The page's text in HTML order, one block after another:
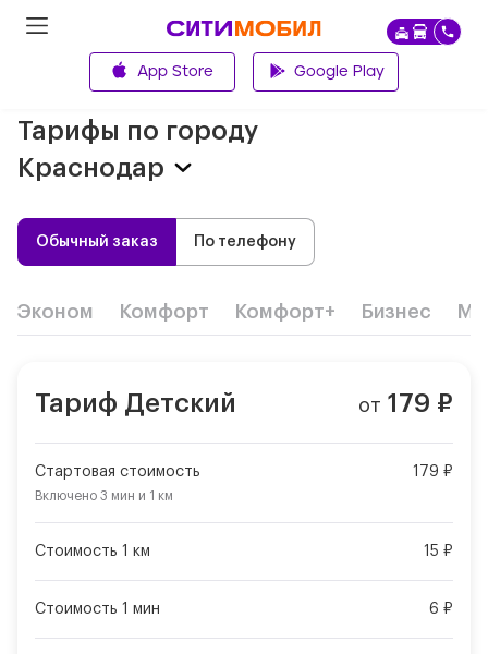
App Store Google Play
Тарифы по городу
Краснодар
Обычный заказ По телефону
Эконом Комфорт Комфорт+ Бизнес
Тариф Детский от 179 ₽
Стартовая стоимость 179 ₽
Включено 3 мин и 1 км
Стоимость 1 км 15 ₽
Стоимость 1 мин 6 ₽